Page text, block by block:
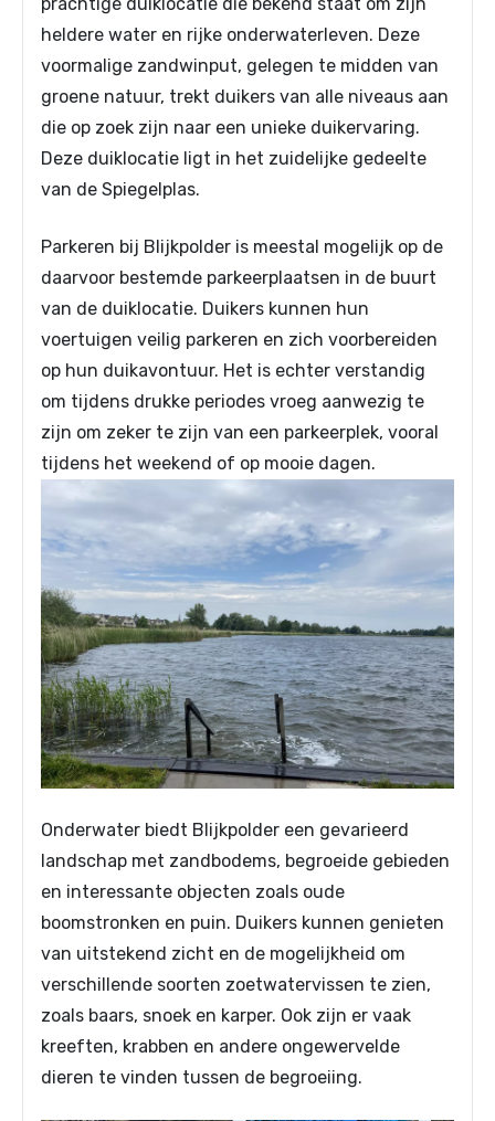
heldere water en rijke onderwaterleven. Deze
voormalige zandwinput, gelegen te midden van
groene natuur, trekt duikers van alle niveaus aan
die op zoek zijn naar een unieke duikervaring.
Deze duiklocatie ligt in het zuidelijke gedeelte
van de Spiegelplas.
Parkeren bij Blijkpolder is meestal mogelijk op de
daarvoor bestemde parkeerplaatsen in de buurt
van de duiklocatie. Duikers kunnen hun
voertuigen veilig parkeren en zich voorbereiden
op hun duikavontuur. Het is echter verstandig
om tijdens drukke periodes vroeg aanwezig te
zijn om zeker te zijn van een parkeerplek, vooral
tijdens het weekend of op mooie dagen.
Onderwater biedt Blijkpolder een gevarieerd
landschap met zandbodems, begroeide gebieden
en interessante objecten zoals oude
boomstronken en puin. Duikers kunnen genieten
van uitstekend zicht en de mogelijkheid om
verschillende soorten zoetwatervissen te zien,
zoals baars, snoek en karper. Ook zijn er vaak
kreeften, krabben en andere ongewervelde
dieren te vinden tussen de begroeiing.